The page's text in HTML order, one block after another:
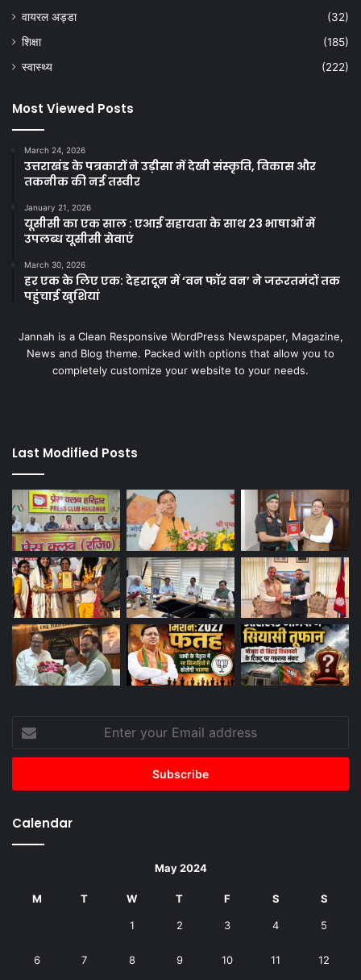
वायरल अड्डा
(32)
शिक्षा
(185)
स्वास्थ्य
(222)
Most Viewed Posts
March 24, 2026
उत्तराखंड के पत्रकारों ने उड़ीसा में देखी संस्कृति, विकास और
तकनीक की नई तस्वीर
January 21, 2026
यूसीसी का एक साल : एआई सहायता के साथ 23 भाषाओं में
उपलब्ध यूसीसी सेवाएं
March 30, 2026
हर एक के लिए एक: देहरादून में ‘वन फॉर वन’ ने जरूरतमंदों तक
पहुंचाई खुशियां
Jannah is a Clean Responsive WordPress Newspaper, Magazine,
News and Blog theme. Packed with options that allow you to
completely customize your website to your needs.
Last Modified Posts
your
Email
Calendar
May 2024
M T W T F S S
1 2 3 4 5
6 7 8 9 10 11 12